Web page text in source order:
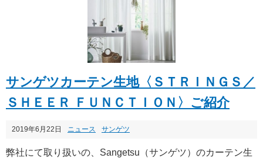
サンゲツカーテン生地〈ＳＴＲＩＮＧＳ／
ＳＨＥＥＲ ＦＵＮＣＴＩＯＮ〉ご紹介
2019年6月22日 ニュース サンゲツ
弊社にて取り扱いの、Sangetsu（サンゲツ）のカーテン生